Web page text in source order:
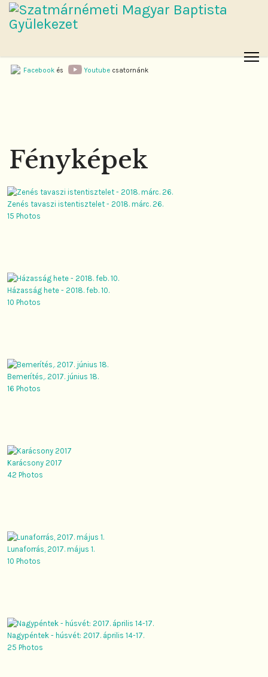
Facebook és Youtube csatornánk
Fényképek
Zenés tavaszi istentisztelet - 2018. márc. 26.
15 Photos
Házasság hete - 2018. feb. 10.
10 Photos
Bemerítés,. 2017. június 18.
16 Photos
Karácsony 2017
42 Photos
Lunaforrás, 2017. május 1.
10 Photos
Nagypéntek - húsvét: 2017. április 14-17.
25 Photos